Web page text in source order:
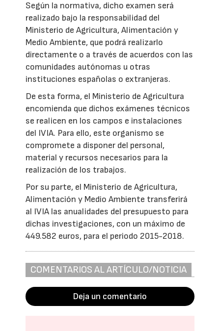
Según la normativa, dicho examen será
realizado bajo la responsabilidad del
Ministerio de Agricultura, Alimentación y
Medio Ambiente, que podrá realizarlo
directamente o a través de acuerdos con las
comunidades autónomas u otras
instituciones españolas o extranjeras.
De esta forma, el Ministerio de Agricultura
encomienda que dichos exámenes técnicos
se realicen en los campos e instalaciones
del IVIA. Para ello, este organismo se
compromete a disponer del personal,
material y recursos necesarios para la
realización de los trabajos.
Por su parte, el Ministerio de Agricultura,
Alimentación y Medio Ambiente transferirá
al IVIA las anualidades del presupuesto para
dichas investigaciones, con un máximo de
449.582 euros, para el periodo 2015-2018.
COMENTARIOS AL ARTÍCULO/NOTICIA
Deja un comentario